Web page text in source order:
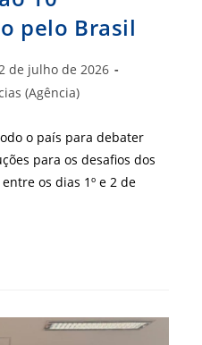
pelo Brasil
de julho de 2026
(Agência)
o país para debater
para os desafios dos
os dias 1º e 2 de